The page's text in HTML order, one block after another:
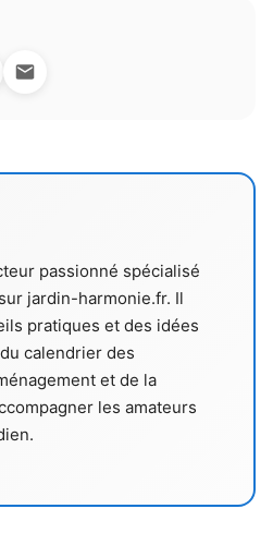
passionné spécialisé
jardin-harmonie.fr. Il
pratiques et des idées
calendrier des
et de la
les amateurs